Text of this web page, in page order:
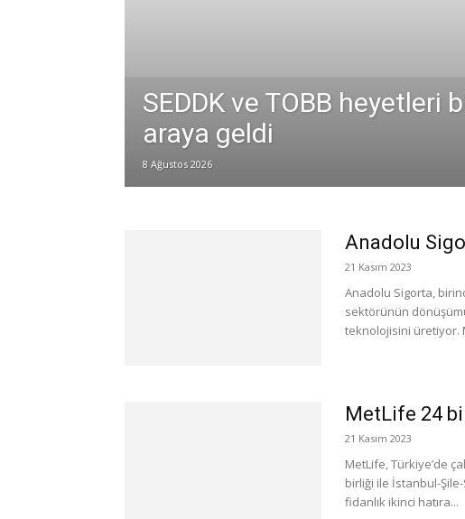
SEDDK ve TOBB heyetleri
araya geldi
8 Ağustos 2026
Anadolu
21 Kasım 2023
Anadolu Sigorta,
sektörünün
teknolojisini üretiyor.
MetLife 24
21 Kasım 2023
MetLife, Türkiye’de
birliği ile İstanbul-
fidanlık ikinci hatıra...